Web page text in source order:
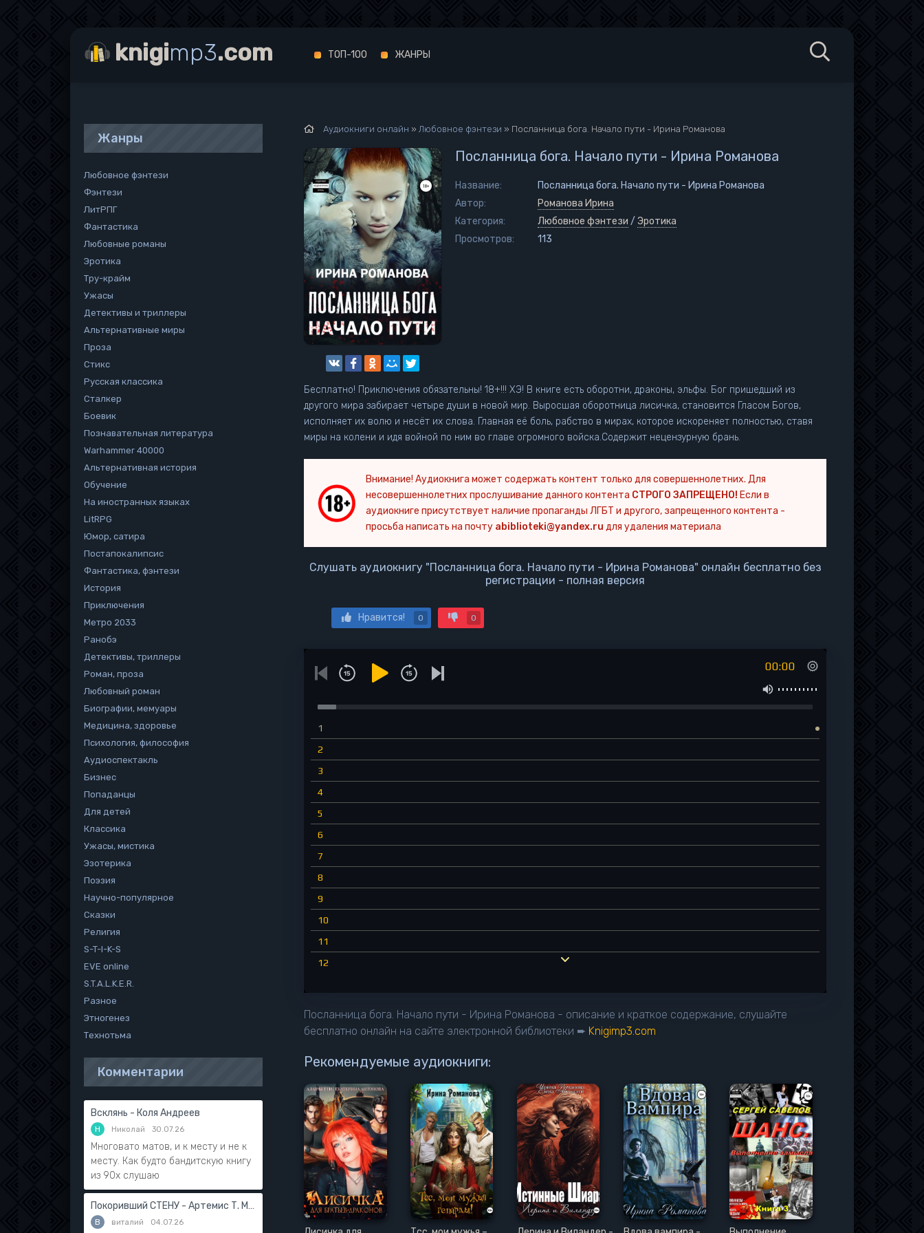
Аудиокниги онлайн » Любовное фэнтези » Посланница бога. Начало пути - Ирина Романова
Посланница бога. Начало пути - Ирина Романова
Название:
Посланница бога. Начало пути - Ирина Романова
Автор:
Романова Ирина
Категория:
Любовное фэнтези / Эротика
Просмотров:
113
Бесплатно! Приключения обязательны! 18+!!! ХЭ! В книге есть оборотни, драконы, эльфы. Бог пришедший из
другого мира забирает четыре души в новой мир. Выросшая оборотница лисичка, становится Гласом Богов,
исполняет их волю и несёт их слова. Главная её боль, рабство в мирах, которое искореняет полностью, ставя
миры на колени и идя войной по ним во главе огромного войска.Содержит нецензурную брань.
Внимание! Аудиокнига может содержать контент только для совершеннолетних. Для
несовершеннолетних прослушивание данного контента СТРОГО ЗАПРЕЩЕНО! Если в
аудиокниге присутствует наличие пропаганды ЛГБТ и другого, запрещенного контента -
просьба написать на почту abiblioteki@yandex.ru для удаления материала
Слушать аудиокнигу "Посланница бога. Начало пути - Ирина Романова" онлайн бесплатно без
регистрации - полная версия
Нравится! 0 0
00:00
1
2
3
4
5
6
7
8
9
10
11
12
15
17
18
19
20
21
22
23
Посланница бога. Начало пути - Ирина Романова - описание и краткое содержание, слушайте
бесплатно онлайн на сайте электронной библиотеки ➨ Knigimp3.com
Рекомендуемые аудиокниги:
Жанры
Любовное фэнтези
Фэнтези
ЛитРПГ
Фантастика
Любовные романы
Эротика
Тру-крайм
Ужасы
Детективы и триллеры
Альтернативные миры
Проза
Стикс
Русская классика
Сталкер
Боевик
Познавательная литература
Warhammer 40000
Альтернативная история
Обучение
На иностранных языках
LitRPG
Юмор, сатира
Постапокалипсис
Фантастика, фэнтези
История
Приключения
Метро 2033
Ранобэ
Детективы, триллеры
Роман, проза
Любовный роман
Биографии, мемуары
Медицина, здоровье
Психология, философия
Аудиоспектакль
Бизнес
Попаданцы
Для детей
Классика
Ужасы, мистика
Эзотерика
Поэзия
Научно-популярное
Сказки
Религия
S-T-I-K-S
EVE online
S.T.A.L.K.E.R.
Разное
Этногенез
Технотьма
Комментарии
Всклянь - Коля Андреев
Н Николай 30.07.26
Многовато матов, и к месту и не к
месту. Как будто бандитскую книгу
из 90х слушаю
Покоривший СТЕНУ - Артемис Т. Мантикор
В виталий 04.07.26
knigimp3.com ТОП-100 ЖАНРЫ